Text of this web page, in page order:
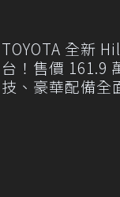
TOYOTA 全新
台！售價 161.9
技、豪華配備全